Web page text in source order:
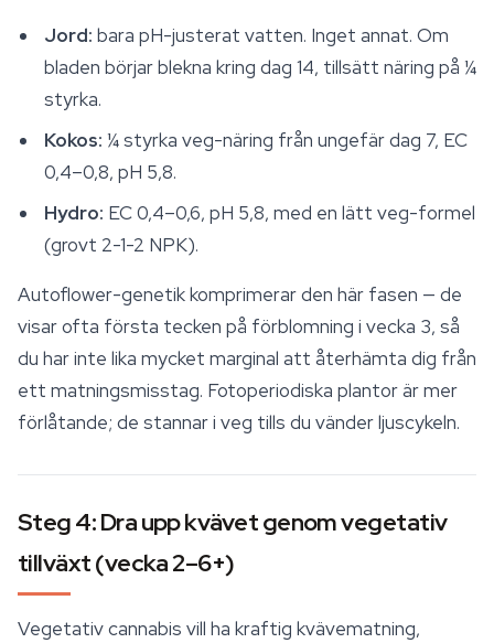
Jord: bara pH-justerat vatten. Inget annat. Om
bladen börjar blekna kring dag 14, tillsätt näring på ¼
styrka.
Kokos: ¼ styrka veg-näring från ungefär dag 7, EC
0,4–0,8, pH 5,8.
Hydro: EC 0,4–0,6, pH 5,8, med en lätt veg-formel
(grovt 2-1-2 NPK).
Autoflower-genetik komprimerar den här fasen — de
visar ofta första tecken på förblomning i vecka 3, så
du har inte lika mycket marginal att återhämta dig från
ett matningsmisstag. Fotoperiodiska plantor är mer
förlåtande; de stannar i veg tills du vänder ljuscykeln.
Steg 4: Dra upp kvävet genom vegetativ
tillväxt (vecka 2–6+)
Vegetativ cannabis vill ha kraftig kvävematning,